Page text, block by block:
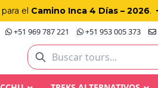
el Camino Inca 4 Días – 2026.
+51 969 787 221
+51 953 005 373